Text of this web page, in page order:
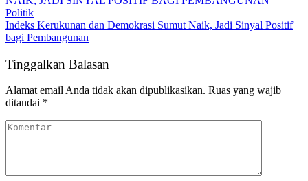
Politik
Indeks Kerukunan dan Demokrasi Sumut Naik, Jadi Sinyal Positif
bagi Pembangunan
Tinggalkan Balasan
Alamat email Anda tidak akan dipublikasikan. Ruas yang wajib
ditandai *